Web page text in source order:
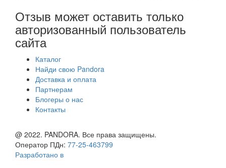
Отзыв может оставить только
авторизованный пользователь
сайта
Каталог
Найди свою Pandora
Доставка и оплата
Партнерам
Блогеры о нас
Контакты
@ 2022. PANDORA. Все права защищены.
Оператор ПДн: 77-25-463799
Разработано в